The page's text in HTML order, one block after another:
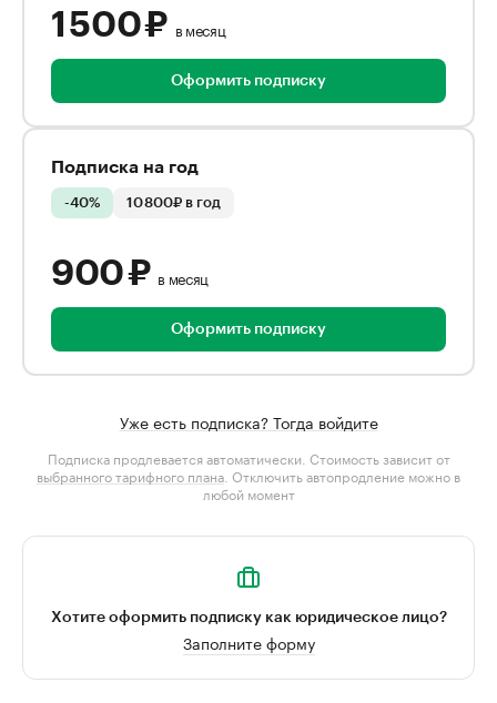
1 500 ₽ в месяц
Оформить подписку
Подписка на год
-40% 10 800₽ в год
900 ₽ в месяц
Оформить подписку
Уже есть подписка? Тогда войдите
Подписка продлевается автоматически. Стоимость зависит от
выбранного тарифного плана . Отключить автопродление можно в
любой момент
Хотите оформить подписку как юридическое лицо?
Заполните форму